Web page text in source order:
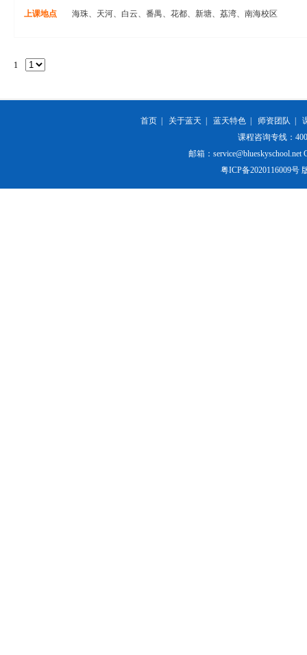
上课地点 海珠、天河、白云、番禺、花都、新塘、荔湾、南海校区
1
首页 关于蓝天 蓝天特色 师资团队
课程咨询专线：
邮箱：service@blueskyschool.net
粤ICP备2020116009号